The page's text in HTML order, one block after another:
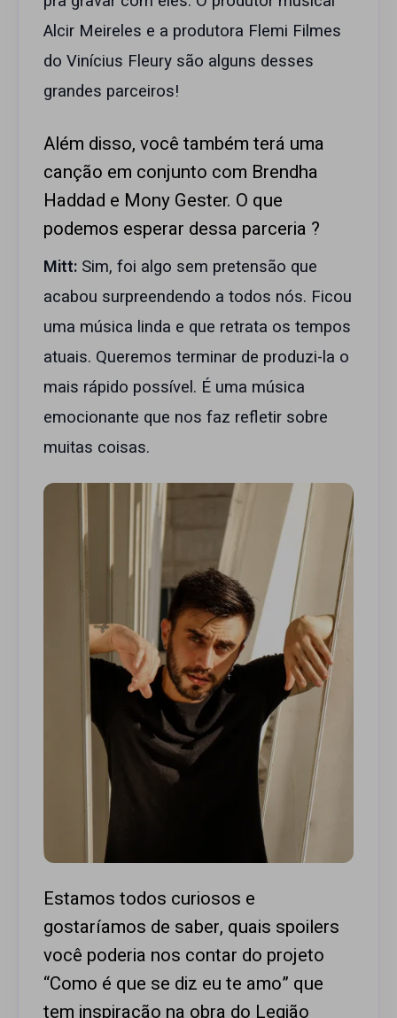
Alcir Meireles e a produtora Flemi Filmes
do Vinícius Fleury são alguns desses
grandes parceiros!
Além disso, você também terá uma
canção em conjunto com Brendha
Haddad e Mony Gester. O que
podemos esperar dessa parceria ?
Mitt: Sim, foi algo sem pretensão que
acabou surpreendendo a todos nós. Ficou
uma música linda e que retrata os tempos
atuais. Queremos terminar de produzi-la o
mais rápido possível. É uma música
emocionante que nos faz refletir sobre
muitas coisas.
Estamos todos curiosos e
gostaríamos de saber, quais spoilers
você poderia nos contar do projeto
“Como é que se diz eu te amo” que